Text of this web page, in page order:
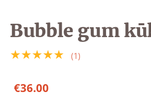
Bubble gum
★★★★★ (1)
€36.00